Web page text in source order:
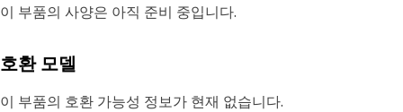
이 부품의 사양은 아직 준비 중입니다.
호환 모델
이 부품의 호환 가능성 정보가 현재 없습니다.